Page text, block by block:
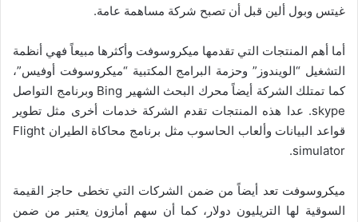
غيتس وبول ألين قبل أن تصبح شركة مساهمة عامة.
أما أهم المنتجات التي تقدمها ميكروسوفت وأكثرها مبيعاً فهي أنظمة
التشغيل “الويندوز” وحزمة البرامج المكتبية “ميكروسوفت أوفيس”،
كما تمتلك الشركة أيضاً محرك البحث الشهير Bing وبرنامج التواصل
skype. عدا هذه المنتجات تقدم الشركة خدمات أخرى مثل تطوير
قواعد البيانات وألعاب الحاسوب مثل برنامج محاكاة الطيران Flight
simulator.
ميكروسوفت تعد أيضاً من ضمن الشركات التي تخطى حاجز القيمة
السوقية لها التريليون دولار، كما أن سهم أمازون يعتبر من ضمن